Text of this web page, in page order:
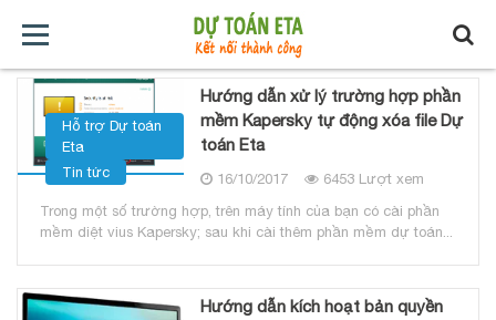
TRANG
CHỦ
GIỚI
THIỆU
TỨC
BÁO
GIÁ
KHÓA
HỌC
DỰNG
Hỗ trợ Dự toán
Eta
Tin tức
Hướng dẫn xử lý trường hợp phần
mềm Kapersky tự động xóa file Dự
toán Eta
16/10/2017
6453 Lượt xem
Trong một số trường hợp, trên máy tính của bạn có cài phần
mềm diệt vius Kapersky; sau khi cài thêm phần mềm dự toán...
Hướng dẫn kích hoạt bản quyền